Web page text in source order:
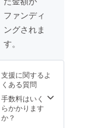
販売予
定価格
より下
がる可
ます。
して想
定を上
回る皆
様から
て頂
き、現
在進め
ている
環境か
ら量産
送料
込）の
33％OF
F] 【送
※郵送に
てお届
けしま
す。 商
品代金
には、
【3個
セット
割
20名】
20名様
限
定！】
[1セッ
トあた
ファンディ
ングされま
す。
支援に関するよ
くある質問
手数料はいく
らかかります
か？